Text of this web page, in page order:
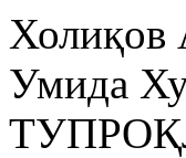
Холиқов
Умида